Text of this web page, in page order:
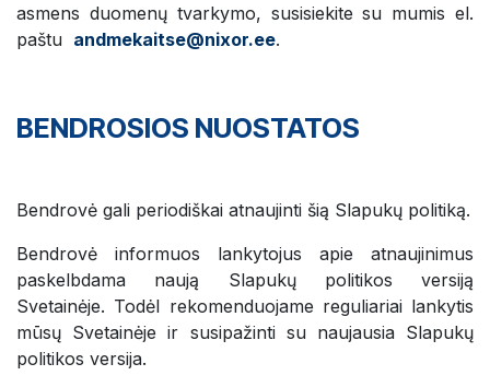
asmens duomenų tvarkymo, susisiekite su mumis el.
paštu andmekaitse@nixor.ee.
BENDROSIOS NUOSTATOS
Bendrovė gali periodiškai atnaujinti šią Slapukų politiką.
Bendrovė informuos lankytojus apie atnaujinimus
paskelbdama naują Slapukų politikos versiją
Svetainėje. Todėl rekomenduojame reguliariai lankytis
mūsų Svetainėje ir susipažinti su naujausia Slapukų
politikos versija.